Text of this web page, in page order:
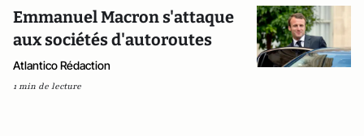
Emmanuel Macron s'attaque
aux sociétés d'autoroutes
Atlantico Rédaction
1 min de lecture